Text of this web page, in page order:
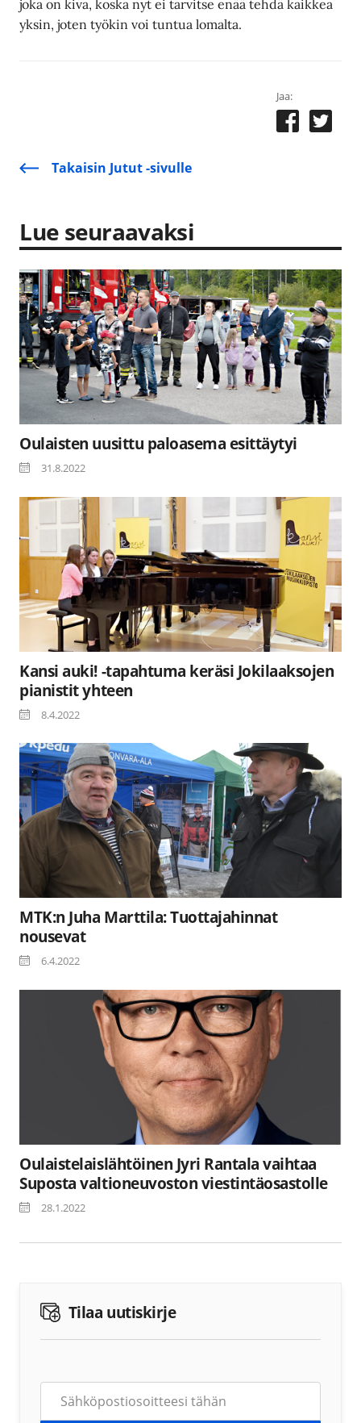
joka on kiva, koska nyt ei tarvitse enää tehdä kaikkea
yksin, joten työkin voi tuntua lomalta.
Jaa:
Takaisin Jutut -sivulle
Lue seuraavaksi
Oulaisten uusittu paloasema esittäytyi
31.8.2022
Kansi auki! -tapahtuma keräsi Jokilaaksojen
pianistit yhteen
8.4.2022
MTK:n Juha Marttila: Tuottajahinnat
nousevat
6.4.2022
Oulaistelaislähtöinen Jyri Rantala vaihtaa
Suposta valtioneuvoston viestintäosastolle
28.1.2022
Tilaa uutiskirje